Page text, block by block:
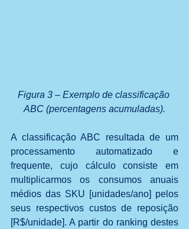
Figura 3 – Exemplo de classificação
ABC (percentagens acumuladas).
A classificação ABC resultada de um
processamento automatizado e
frequente, cujo cálculo consiste em
multiplicarmos os consumos anuais
médios das SKU [unidades/ano] pelos
seus respectivos custos de reposição
[R$/unidade]. A partir do ranking destes